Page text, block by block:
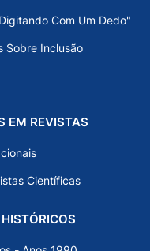
Com Um Dedo"
Sobre Inclusão
EM REVISTAS
Científicas